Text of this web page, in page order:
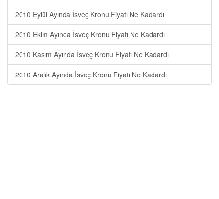
2010 Eylül Ayında İsveç Kronu Fiyatı Ne Kadardı
2010 Ekim Ayında İsveç Kronu Fiyatı Ne Kadardı
2010 Kasım Ayında İsveç Kronu Fiyatı Ne Kadardı
2010 Aralık Ayında İsveç Kronu Fiyatı Ne Kadardı